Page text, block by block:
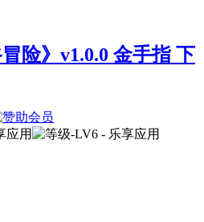
险》v1.0.0 金手指 下